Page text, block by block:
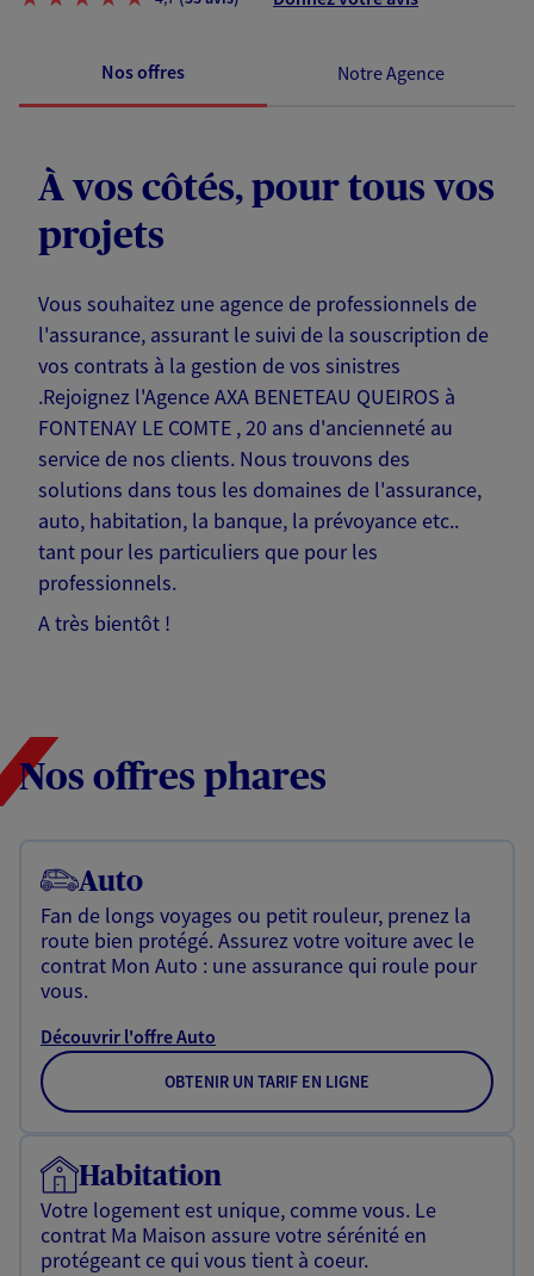
Nos offres Notre Agence
À vos côtés, pour tous vos
projets
Vous souhaitez une agence de professionnels de
l'assurance, assurant le suivi de la souscription de
vos contrats à la gestion de vos sinistres
.Rejoignez l'Agence AXA BENETEAU QUEIROS à
FONTENAY LE COMTE , 20 ans d'ancienneté au
service de nos clients. Nous trouvons des
solutions dans tous les domaines de l'assurance,
auto, habitation, la banque, la prévoyance etc..
tant pour les particuliers que pour les
professionnels.
A très bientôt !
Nos offres phares
Auto
Fan de longs voyages ou petit rouleur, prenez la
route bien protégé. Assurez votre voiture avec le
contrat Mon Auto : une assurance qui roule pour
vous.
Découvrir l'offre Auto
OBTENIR UN TARIF EN LIGNE
Habitation
Votre logement est unique, comme vous. Le
contrat Ma Maison assure votre sérénité en
protégeant ce qui vous tient à coeur.